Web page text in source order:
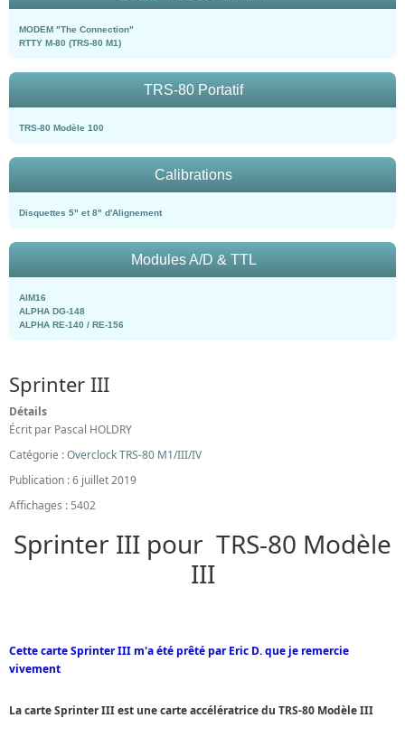
MODEM "The Connection"
RTTY M-80 (TRS-80 M1)
TRS-80 Portatif
TRS-80 Modèle 100
Calibrations
Disquettes 5" et 8" d'Alignement
Modules A/D & TTL
AIM16
ALPHA DG-148
ALPHA RE-140 / RE-156
Sprinter III
Détails
Écrit par Pascal HOLDRY
Catégorie :Overclock TRS-80 M1/III/IV
Publication : 6 juillet 2019
Affichages : 5402
Sprinter III pour TRS-80 Modèle
III
Cette carte Sprinter III m'a été prêté par Eric D. que je remercie
vivement
La carte Sprinter III est une carte accélératrice du TRS-80 Modèle III